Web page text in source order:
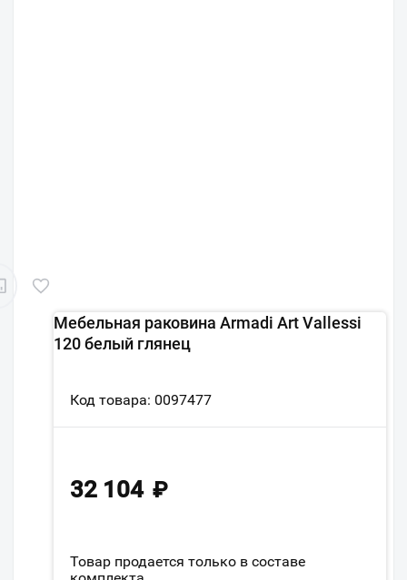
Мебельная раковина Armadi Art Vallessi
120 белый глянец
Код товара: 0097477
32 104 ₽
Товар продается только в составе